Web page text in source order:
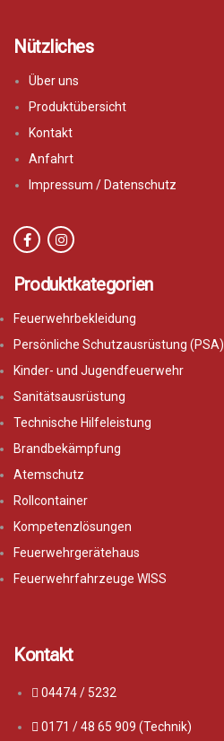
Nützliches
Über uns
Produktübersicht
Kontakt
Anfahrt
Impressum / Datenschutz
Produktkategorien
Feuerwehrbekleidung
Persönliche Schutzausrüstung (PSA)
Kinder- und Jugendfeuerwehr
Sanitätsausrüstung
Technische Hilfeleistung
Brandbekämpfung
Atemschutz
Rollcontainer
Kompetenzlösungen
Feuerwehrgerätehaus
Feuerwehrfahrzeuge WISS
Kontakt
04474 / 5232
0171 / 48 65 909 (Technik)